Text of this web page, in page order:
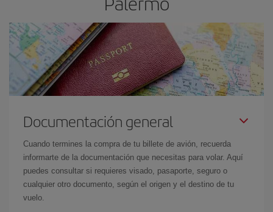
Documentación general
Cuando termines la compra de tu billete de avión, recuerda
informarte de la documentación que necesitas para volar. Aquí
puedes consultar si requieres visado, pasaporte, seguro o
cualquier otro documento, según el origen y el destino de tu
vuelo.